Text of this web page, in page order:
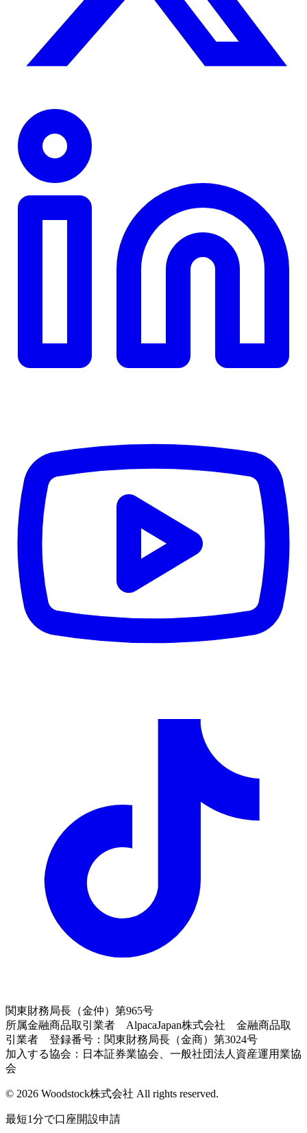
関東財務局長（金仲）第965号
所属金融商品取引業者 AlpacaJapan株式会社 金融商品取
引業者 登録番号：関東財務局長（金商）第3024号
加入する協会：日本証券業協会、一般社団法人資産運用業協
会
© 2026 Woodstock株式会社 All rights reserved.
最短1分で口座開設申請